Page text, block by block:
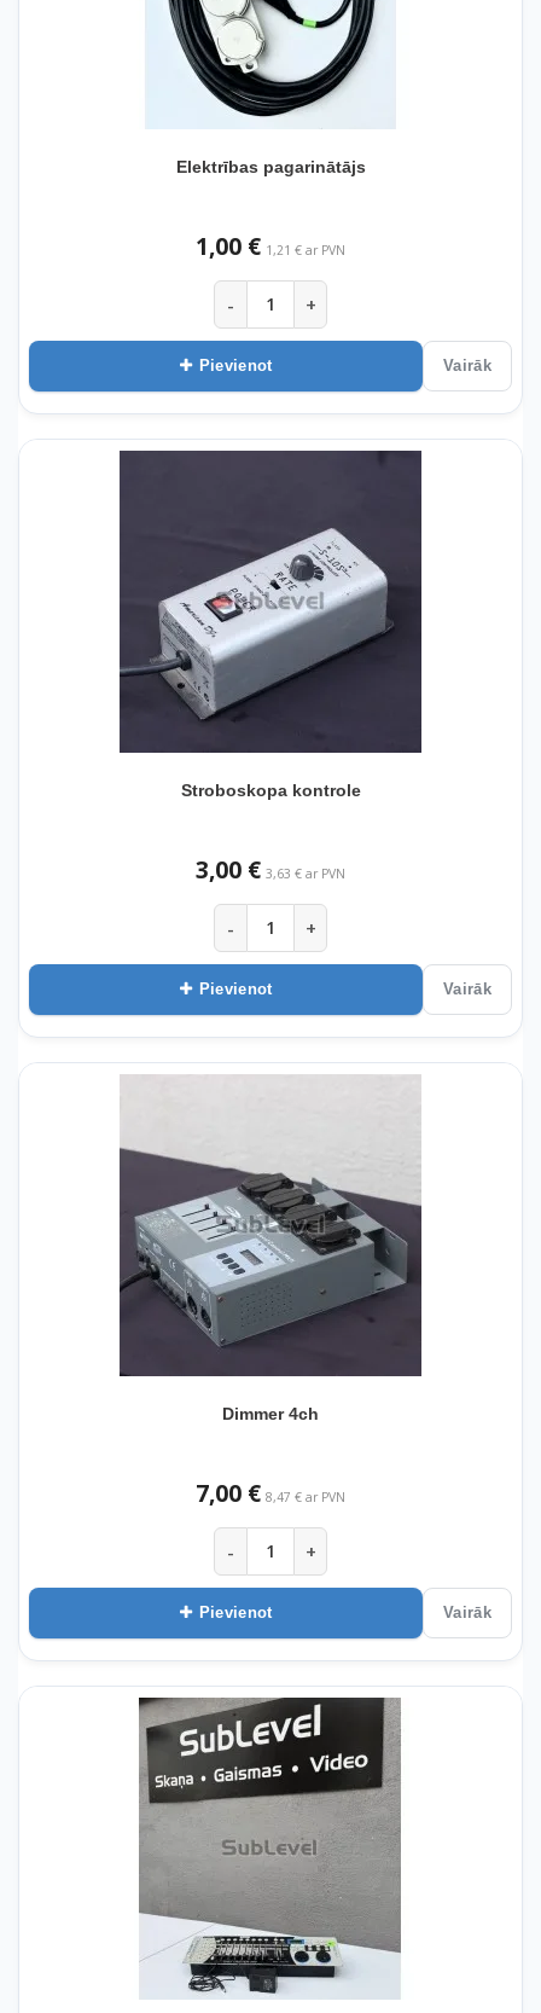
Elektrības pagarinātājs
1,00 € 1,21 € ar PVN
- +
Pievienot Vairāk
Stroboskopa kontrole
3,00 € 3,63 € ar PVN
- +
Pievienot Vairāk
Dimmer 4ch
7,00 € 8,47 € ar PVN
- +
Pievienot Vairāk